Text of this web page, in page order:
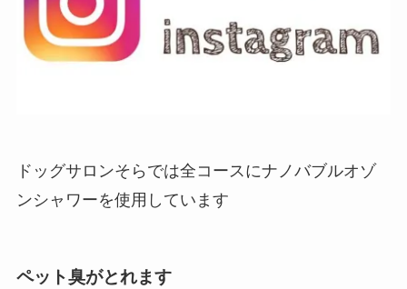
ドッグサロンそらでは全コースにナノバブルオゾ
ンシャワーを使用しています
ペット臭がとれます